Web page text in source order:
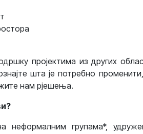
пројектима из других
шта је потребно
нам рјешења.
неформалним групама*,